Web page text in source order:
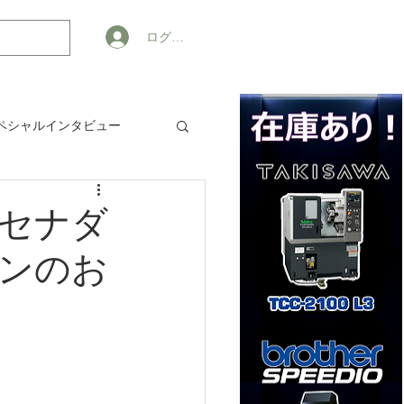
ログイン
シャルインタビュー
セナダ
のお